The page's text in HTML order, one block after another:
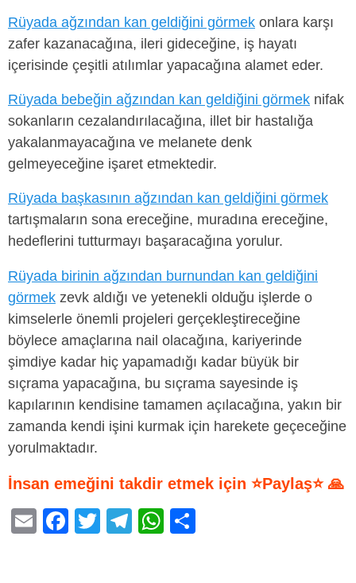
Rüyada ağzından kan geldiğini görmek onlara karşı
zafer kazanacağına, ileri gideceğine, iş hayatı
içerisinde çeşitli atılımlar yapacağına alamet eder.
Rüyada bebeğin ağzından kan geldiğini görmek nifak
sokanların cezalandırılacağına, illet bir hastalığa
yakalanmayacağına ve melanete denk
gelmeyeceğine işaret etmektedir.
Rüyada başkasının ağzından kan geldiğini görmek
tartışmaların sona ereceğine, muradına ereceğine,
hedeflerini tutturmayı başaracağına yorulur.
Rüyada birinin ağzından burnundan kan geldiğini
görmek zevk aldığı ve yetenekli olduğu işlerde o
kimselerle önemli projeleri gerçekleştireceğine
böylece amaçlarına nail olacağına, kariyerinde
şimdiye kadar hiç yapamadığı kadar büyük bir
sıçrama yapacağına, bu sıçrama sayesinde iş
kapılarının kendisine tamamen açılacağına, yakın bir
zamanda kendi işini kurmak için harekete geçeceğine
yorulmaktadır.
İnsan emeğini takdir etmek için ⭐Paylaş⭐ 🙏
E
F
T
T
W